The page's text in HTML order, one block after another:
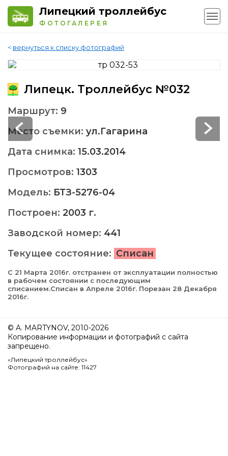
Липецкий троллейбус
ФОТОГАЛЕРЕЯ
< вернуться к списку фотографий
Липецк. Троллейбус №032
Маршрут: 9
Место съемки: ул.Гагарина
Дата снимка: 15.03.2014
Просмотров: 1303
Модель: БТЗ-5276-04
Построен: 2003 г.
Заводской номер: 441
Текущее состояние: Списан
С 21 Марта 2016г. отстранен от эксплуатации полностью
в рабочем состоянии с последующим
списанием.Списан в Апреле 2016г. Порезан 28 Декабря
2016г.
© A. MARTYNOV, 2010-2026
Копирование информации и фотографий с сайта
запрещено.
«Липецкий троллейбус»
Фотографий на сайте: 11427